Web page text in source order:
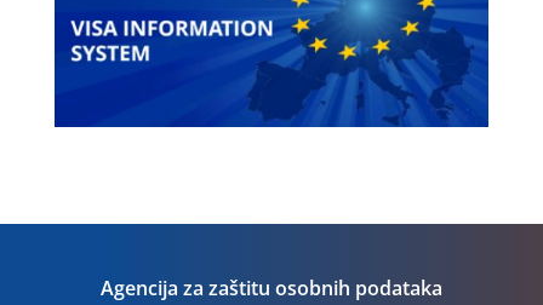
Agencija za zaštitu osobnih podataka